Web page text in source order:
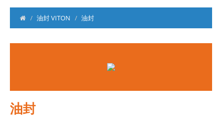
油封 VITON 油封
油封